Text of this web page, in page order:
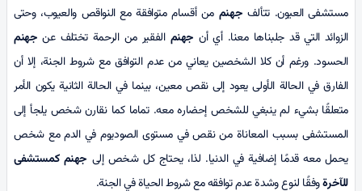
مستشفى العيون. تتألف جهنم من أقسام متوافقة مع النواقص والعيوب، وحتى
الزوائد التي قد جلبناها معنا. أي أن جهنمالفقير من الرحمة تختلف عن جهنم
الحسود. ورغم أن كلا الشخصين يعاني من عدم التوافق مع شروط الجنة، إلا أن
الفارق في الحالة الأولى يعود إلى نقص معين، بينما في الحالة الثانية يكون الأمر
متعلقًا بشيء لم ينبغي للشخص إحضاره معه. تماما كما نقارن شخص يلجأ إلى
المستشفى بسبب المعاناة من نقص في مستوى الصوديوم في الدم مع شخص
يحمل معه قدمًا إضافية في الدنيا. لذا، يحتاج كل شخص إلى جهنم كمستشفى
للآخرةوفقًا لنوع وشدة عدم توافقه مع شروط الحياة في الجنة.